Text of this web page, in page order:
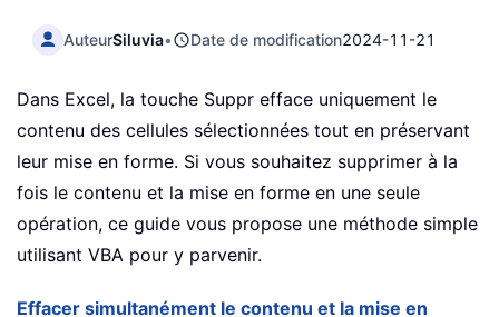
AuteurSiluvia• Date de modification2024-11-21
Dans Excel, la touche Suppr efface uniquement le
contenu des cellules sélectionnées tout en préservant
leur mise en forme. Si vous souhaitez supprimer à la
fois le contenu et la mise en forme en une seule
opération, ce guide vous propose une méthode simple
utilisant VBA pour y parvenir.
Effacer simultanément le contenu et la mise en